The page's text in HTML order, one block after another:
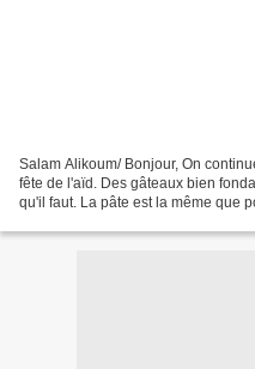
Salam Alikoum/ Bonjour, On
fête de l'aïd. Des gâteaux bien
qu'il faut. La pâte est la même que